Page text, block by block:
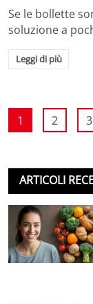
Se le bollette
soluzione a
Leggi di più
1 2 3
ARTICOLI